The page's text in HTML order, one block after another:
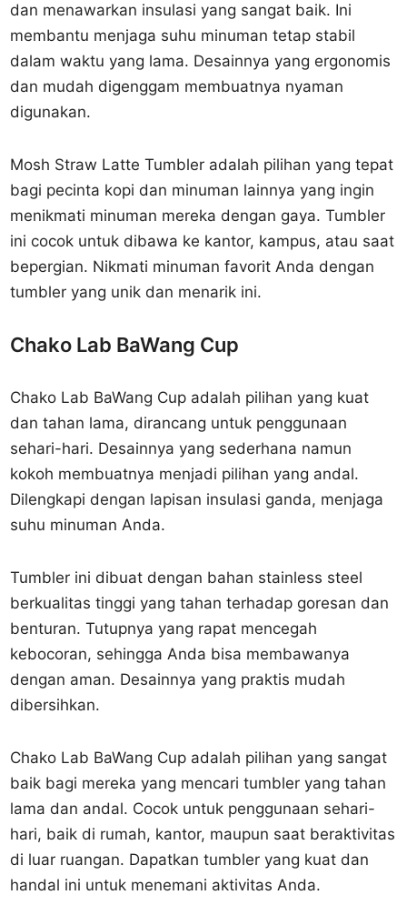
dan menawarkan insulasi yang sangat baik. Ini
membantu menjaga suhu minuman tetap stabil
dalam waktu yang lama. Desainnya yang ergonomis
dan mudah digenggam membuatnya nyaman
digunakan.
Mosh Straw Latte Tumbler adalah pilihan yang tepat
bagi pecinta kopi dan minuman lainnya yang ingin
menikmati minuman mereka dengan gaya. Tumbler
ini cocok untuk dibawa ke kantor, kampus, atau saat
bepergian. Nikmati minuman favorit Anda dengan
tumbler yang unik dan menarik ini.
Chako Lab BaWang Cup
Chako Lab BaWang Cup adalah pilihan yang kuat
dan tahan lama, dirancang untuk penggunaan
sehari-hari. Desainnya yang sederhana namun
kokoh membuatnya menjadi pilihan yang andal.
Dilengkapi dengan lapisan insulasi ganda, menjaga
suhu minuman Anda.
Tumbler ini dibuat dengan bahan stainless steel
berkualitas tinggi yang tahan terhadap goresan dan
benturan. Tutupnya yang rapat mencegah
kebocoran, sehingga Anda bisa membawanya
dengan aman. Desainnya yang praktis mudah
dibersihkan.
Chako Lab BaWang Cup adalah pilihan yang sangat
baik bagi mereka yang mencari tumbler yang tahan
lama dan andal. Cocok untuk penggunaan sehari-
hari, baik di rumah, kantor, maupun saat beraktivitas
di luar ruangan. Dapatkan tumbler yang kuat dan
handal ini untuk menemani aktivitas Anda.